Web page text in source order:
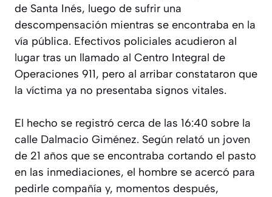
de Santa Inés, luego de sufrir una
descompensación mientras se encontraba en la
vía pública. Efectivos policiales acudieron al
lugar tras un llamado al Centro Integral de
Operaciones 911, pero al arribar constataron que
la víctima ya no presentaba signos vitales.
El hecho se registró cerca de las 16:40 sobre la
calle Dalmacio Giménez. Según relató un joven
de 21 años que se encontraba cortando el pasto
en las inmediaciones, el hombre se acercó para
pedirle compañía y, momentos después,